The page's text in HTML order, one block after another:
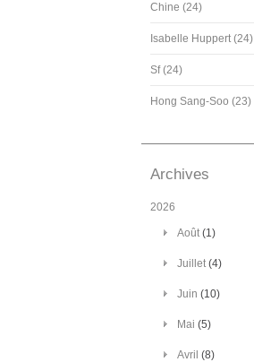
Chine (24)
Isabelle Huppert (24)
Sf (24)
Hong Sang-Soo (23)
Archives
2026
Août(1)
Juillet(4)
Juin (10)
Mai (5)
Avril (8)